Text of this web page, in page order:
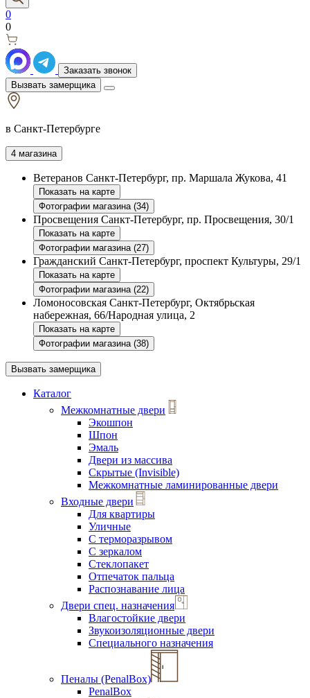
0
0
Заказать звонок
Вызвать замерщика
в Санкт-Петербурге
4 магазина
Ветеранов Санкт-Петербург, пр. Маршала Жукова, 41
Показать на карте
Фотографии магазина (34)
Просвещения Санкт-Петербург, пр. Просвещения, 30/1
Показать на карте
Фотографии магазина (27)
Гражданский Санкт-Петербург, проспект Культуры, 29/1
Показать на карте
Фотографии магазина (22)
Ломоносовская Санкт-Петербург, Октябрьская
набережная, 66/Народная улица, 2
Показать на карте
Фотографии магазина (38)
Вызвать замерщика
Каталог
Межкомнатные двери
Экошпон
Шпон
Эмаль
Двери из массива
Скрытые (Invisible)
Межкомнатные ламинированные двери
Входные двери
Для квартиры
Уличные
С терморазрывом
С зеркалом
Стеклопакет
Отпечаток пальца
Распознавание лица
Двери спец. назначения
Влагостойкие двери
Звукоизоляционные двери
Специального назначения
Пеналы (PenalBox)
PenalBox